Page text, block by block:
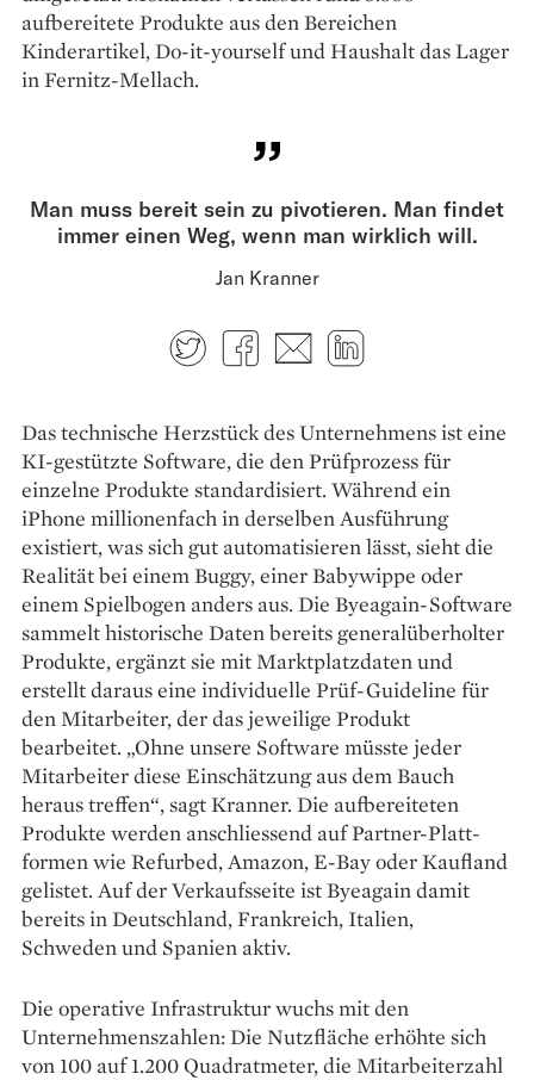
aufbereitete Produkte aus den Bereichen
Kinderartikel, Do-it-yourself und Haushalt das Lager
in Fernitz-Mellach.
Man muss bereit sein zu pivotieren. Man findet
immer einen Weg, wenn man wirklich will.
Jan Kranner
TwitterFacebook
E-mail
Das technische Herzstück des Unternehmens ist eine
KI-gestützte Software, die den Prüfprozess für
einzelne Produkte standardisiert. Während ein
iPhone millionenfach in derselben Ausführung
existiert, was sich gut automatisieren lässt, sieht die
Realität bei einem Buggy, einer Babywippe oder
einem Spielbogen anders aus. Die Byeagain-Software
sammelt historische Daten bereits generalüberholter
Produkte, ergänzt sie mit Marktplatzdaten und
erstellt daraus eine individuelle Prüf-Guideline für
den Mitarbeiter, der das jeweilige Produkt
bearbeitet. „Ohne unsere Software müsste jeder
Mitarbeiter diese Einschätzung aus dem Bauch
heraus treffen“, sagt Kranner. Die aufbereiteten
Produkte werden anschliessend auf Partner-Platt­
formen wie Refurbed, Amazon, E-Bay oder Kaufland
gelistet. Auf der Verkaufsseite ist Byeagain damit
bereits in Deutschland, Frankreich, Italien,
Schweden und Spanien aktiv.
Die operative Infrastruktur wuchs mit den
Unternehmenszahlen: Die Nutzfläche erhöhte sich
von 100 auf 1.200 Quadratmeter, die Mitarbeiterzahl